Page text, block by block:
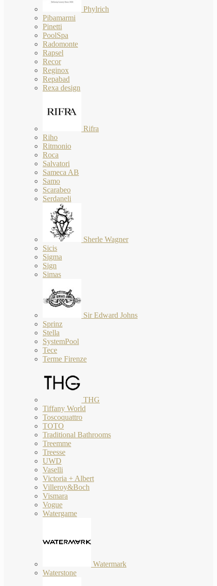
Phylrich
Pibamarmi
Pinetti
PoolSpa
Radomonte
Rapsel
Recor
Reginox
Repabad
Rexa design
Rifra
Riho
Ritmonio
Roca
Salvatori
Sameca AB
Samo
Scarabeo
Serdaneli
Sherle Wagner
Sicis
Sigma
Sign
Simas
Sir Edward Johns
Sprinz
Stella
SystemPool
Tece
Terme Firenze
THG
Tiffany World
Toscoquattro
TOTO
Traditional Bathrooms
Treemme
Treesse
UWD
Vaselli
Victoria + Albert
Villeroy&Boch
Vismara
Vogue
Watergame
Watermark
Waterstone